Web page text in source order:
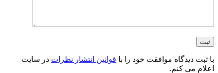
با ثبت دیدگاه موافقت خود را با قوانین انتشار نظرات در سایت
اعلام می کنم.